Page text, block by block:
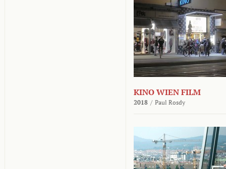
KINO WIEN FILM
2018 / Paul Rosdy